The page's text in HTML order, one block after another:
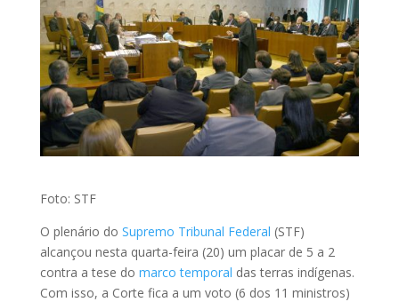
Foto: STF
O plenário do Supremo Tribunal Federal (STF)
alcançou nesta quarta-feira (20) um placar de 5 a 2
contra a tese do marco temporal das terras indígenas.
Com isso, a Corte fica a um voto (6 dos 11 ministros)